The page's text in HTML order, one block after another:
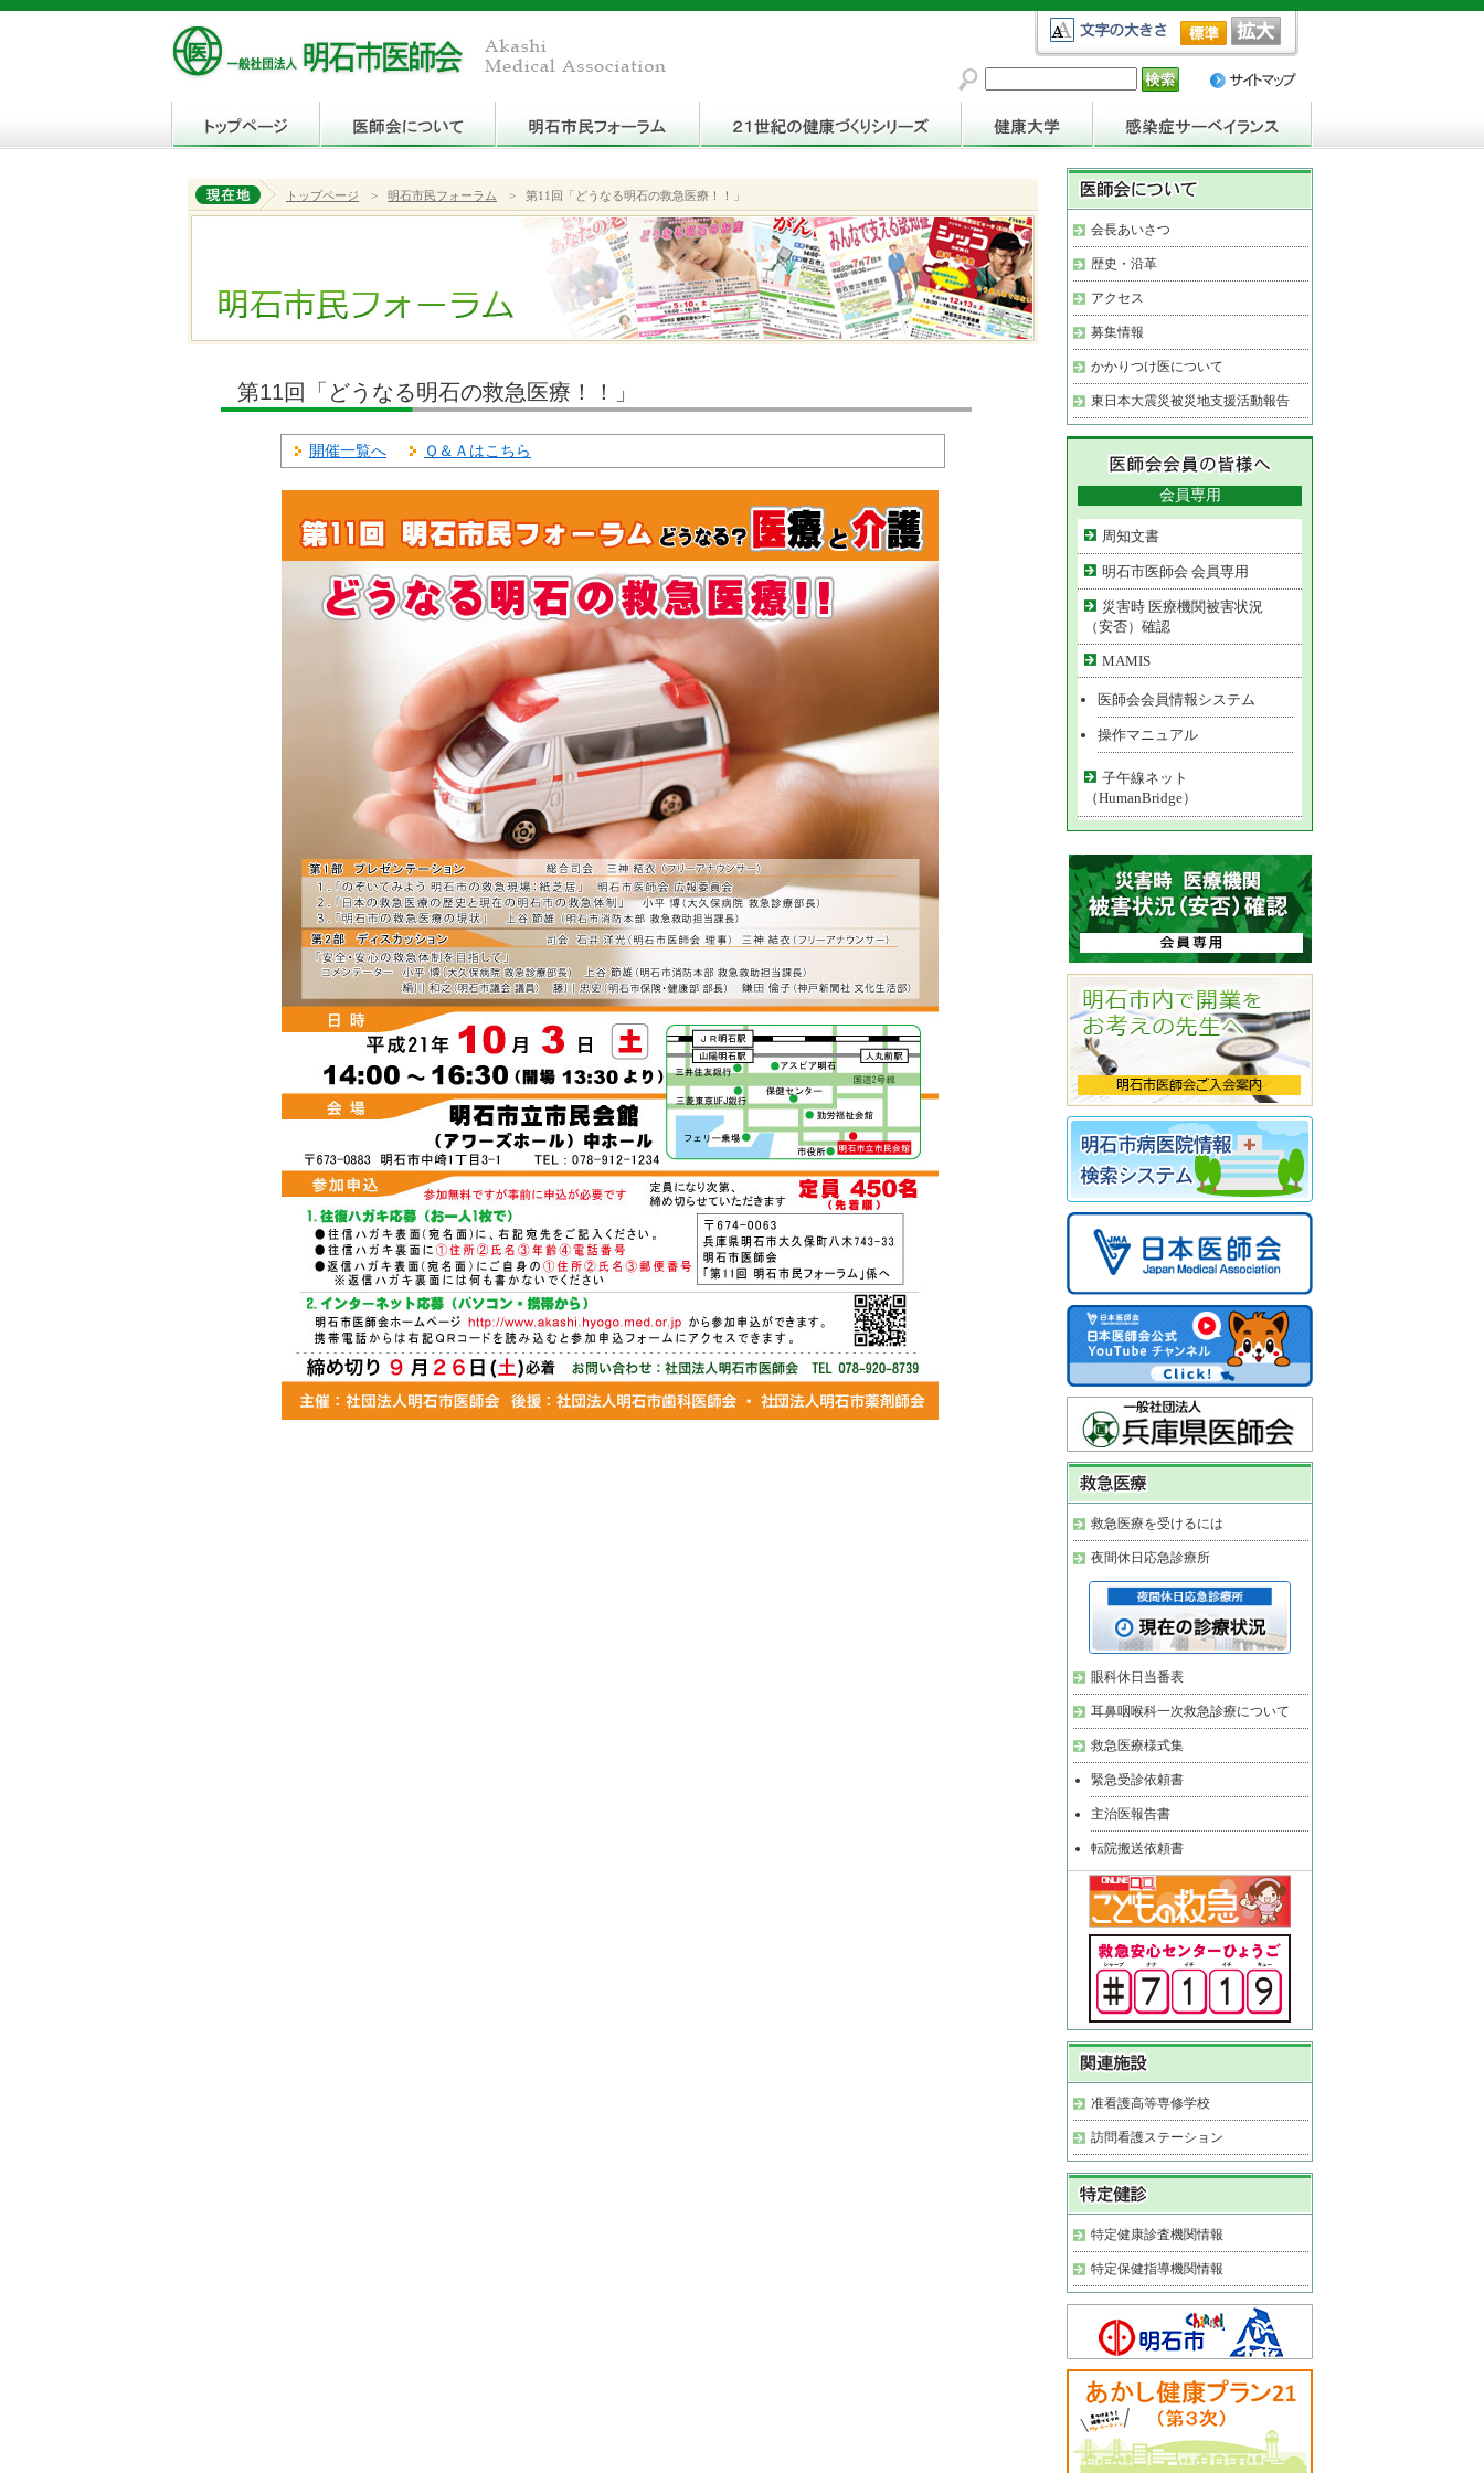
トップページ > 明石市民フォーラム > 第11回「どうなる明石の救急医療！！」
第11回「どうなる明石の救急医療！！」
開催一覧へ Ｑ＆Ａはこちら
会長あいさつ
歴史・沿革
アクセス
募集情報
かかりつけ医について
東日本大震災被災地支援活動報告
会員専用
周知文書
明石市医師会 会員専用
災害時 医療機関被害状況
（安否）確認
MAMIS
医師会会員情報システム
操作マニュアル
子午線ネット
（HumanBridge）
救急医療を受けるには
夜間休日応急診療所
眼科休日当番表
耳鼻咽喉科一次救急診療について
救急医療様式集
緊急受診依頼書
主治医報告書
転院搬送依頼書
准看護高等専修学校
訪問看護ステーション
特定健康診査機関情報
特定保健指導機関情報